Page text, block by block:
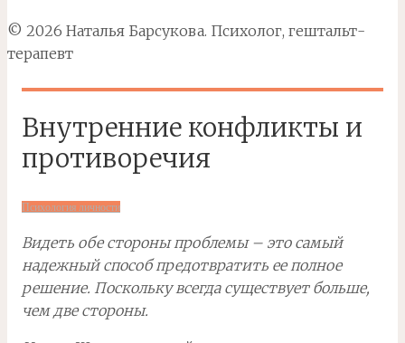
© 2026 Наталья Барсукова. Психолог, гештальт-
терапевт
Внутренние конфликты и
противоречия
Психология личности
Видеть обе стороны проблемы – это самый
надежный способ предотвратить ее полное
решение. Поскольку всегда существует больше,
чем две стороны.